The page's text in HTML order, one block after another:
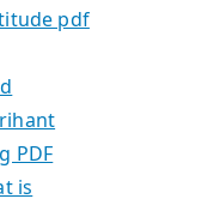
pdf
PDF
is